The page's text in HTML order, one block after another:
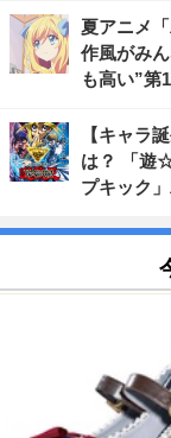
夏アニメ
作風がみ
も高い”第
【キャラ
は？ 「遊
プキック